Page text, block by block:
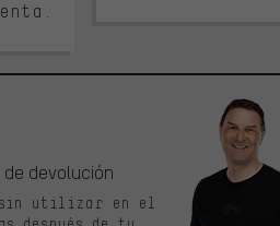
de devolución
sin utilizar en el